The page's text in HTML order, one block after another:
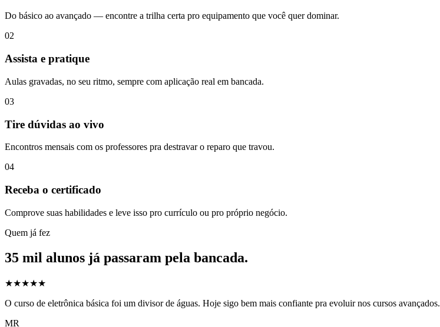
Do básico ao avançado — encontre a trilha certa pro equipamento que você quer dominar.
02
Assista e pratique
Aulas gravadas, no seu ritmo, sempre com aplicação real em bancada.
03
Tire dúvidas ao vivo
Encontros mensais com os professores pra destravar o reparo que travou.
04
Receba o certificado
Comprove suas habilidades e leve isso pro currículo ou pro próprio negócio.
Quem já fez
35 mil alunos já passaram pela bancada.
★★★★★
O curso de eletrônica básica foi um divisor de águas. Hoje sigo bem mais confiante pra evoluir nos cursos avançados.
MR